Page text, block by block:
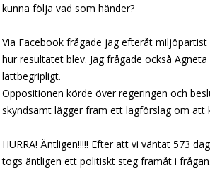
kunna följa vad som händer?
Via Facebook frågade jag efteråt
hur resultatet blev. Jag frågade också
lättbegripligt.
Oppositionen körde över regeringen och
skyndsamt lägger fram ett lagförslag om att
HURRA! Äntligen!!!!! Efter att vi väntat 573
togs äntligen ett politiskt steg framåt i